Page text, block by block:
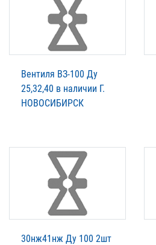
Вентиля ВЗ-100 Ду
25,32,40 в наличии Г.
НОВОСИБИРСК
30нж41нж Ду 100 2шт